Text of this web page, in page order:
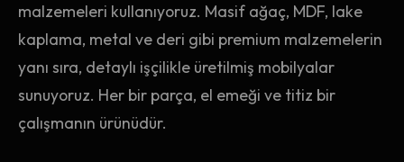
malzemeleri kullanıyoruz. Masif ağaç, MDF, lake
kaplama, metal ve deri gibi premium malzemelerin
yanı sıra, detaylı işçilikle üretilmiş mobilyalar
sunuyoruz. Her bir parça, el emeği ve titiz bir
çalışmanın ürünüdür.